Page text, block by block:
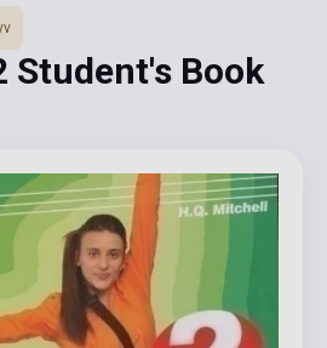
Student's Book